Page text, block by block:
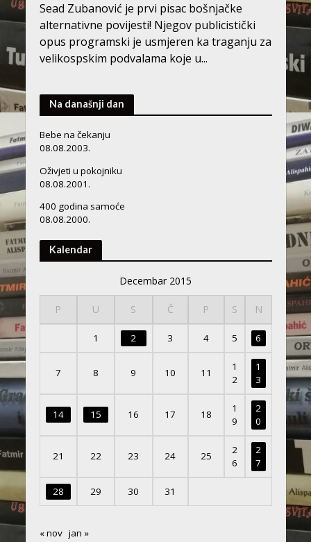
Sead Zubanović je prvi pisac bošnjačke
alternativne povijesti! Njegov publicistički
opus programski je usmjeren ka traganju za
velikospskim podvalama koje u...
Na današnji dan
Bebe na čekanju
08.08.2003.
Oživjeti u pokojniku
08.08.2001.
400 godina samoće
08.08.2000.
Kalendar
Decembar 2015
P U S Č P S N
1 2 3 4 5 6
7 8 9 10 11
1
2
1
3
14 15 16 17 18
1
9
2
0
21 22 23 24 25
2
6
2
7
28 29 30 31
« nov jan »